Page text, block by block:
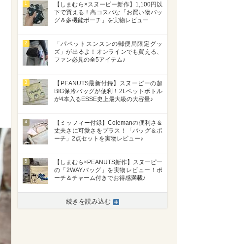
1
【しまむら×スヌーピー新作】1,100円以
下で買える！高コスパな「お買い物バッ
グ＆多機能ポーチ」を実物レビュー
2
「パペットスンスンの郵便局限定グッ
ズ」が出るよ！オンラインでも買える、
ファン必見の全5アイテム♪
3
【PEANUTS最新付録】スヌーピーの超
BIG保冷バッグが便利！2Lペットボトル
が4本入るESSE史上最大級の大容量♪
4
【ミッフィー付録】Colemanの便利さ＆
丈夫さに可愛さをプラス！「バッグ＆ポ
ーチ」2点セットを実物レビュー♪
5
【しまむら×PEANUTS新作】スヌーピー
の「2WAYバッグ」を実物レビュー！ポ
ーチ＆チャーム付きでお得感満載♪
続きを読み込む